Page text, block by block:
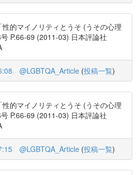
性的マイノリティとうそ (うその心理
P.66-69 (2011-03) 日本評論社
@LGBTQA_Article (投稿一覧)
性的マイノリティとうそ (うその心理
P.66-69 (2011-03) 日本評論社
@LGBTQA_Article (投稿一覧)